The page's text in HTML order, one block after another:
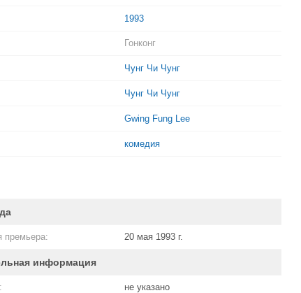
1993
Гонконг
Чунг Чи Чунг
Чунг Чи Чунг
Gwing Fung Lee
комедия
премьера: 20 мая 1993 г.
информация
не указано